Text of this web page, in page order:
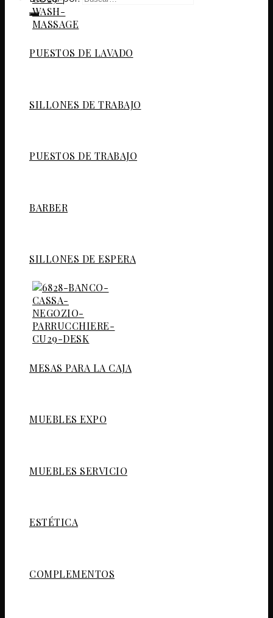
PUESTOS DE LAVADO
SILLONES DE TRABAJO
PUESTOS DE TRABAJO
BARBER
SILLONES DE ESPERA
MESAS PARA LA CAJA
MUEBLES EXPO
MUEBLES SERVICIO
ESTÉTICA
COMPLEMENTOS